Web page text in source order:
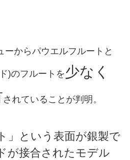
ーからパウエルフルートと
)のフルートを 少なく
されていることが判明。
」という表面が銀製で
が接合されたモデル